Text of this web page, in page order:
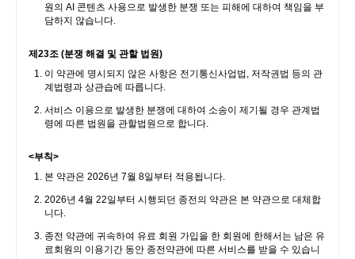
원의 AI 콘텐츠 사용으로 발생한 분쟁 또는 피해에 대하여 책임을 부
담하지 않습니다.
제23조 (분쟁 해결 및 관할 법원)
이 약관에 명시되지 않은 사항은 전기통신사업법, 저작권법 등의 관
계법령과 상관습에 따릅니다.
서비스 이용으로 발생한 분쟁에 대하여 소송이 제기될 경우 관계법
령에 따른 법원을 관할법원으로 합니다.
<부칙>
본 약관은 2026년 7월 8일부터 적용됩니다.
2026년 4월 22일부터 시행되던 종전의 약관은 본 약관으로 대체합
니다.
종전 약관에 귀속하여 유료 회원 가입을 한 회원에 한해서는 남은 유
료회원의 이용기간 동안 종전약관에 따른 서비스를 받을 수 있습니